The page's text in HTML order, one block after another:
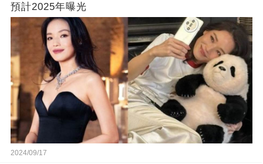
預計2025年曝光
2024/09/17